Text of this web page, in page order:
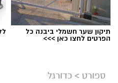
תיקון שער חשמלי ביבנה כל
הפרטים לחצו כאן >>>
ספורט > כדורגל